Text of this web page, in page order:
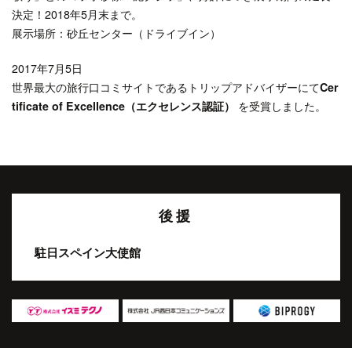
決定！2018年5月末まで。
展示場所：砂丘センター（ドライブイン）
2017年7月5日
世界最大の旅行口コミサイトであるトリップアドバイザーにてCer
tificate of Excellence（エクセレンス認証）
を受賞しました。
後援
駐日スペイン大使館